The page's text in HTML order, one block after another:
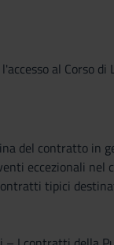
al Corso di
del contratto
eccezionali nel
tipici